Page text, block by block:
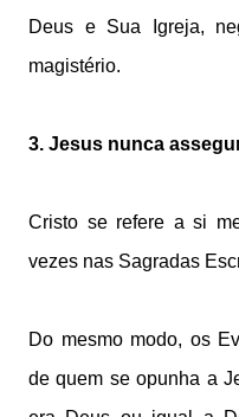
Deus e Sua Igreja,
magistério.
3. Jesus nunca
Cristo se refere a si
vezes nas Sagradas
Do mesmo modo, os
de quem se opunha a